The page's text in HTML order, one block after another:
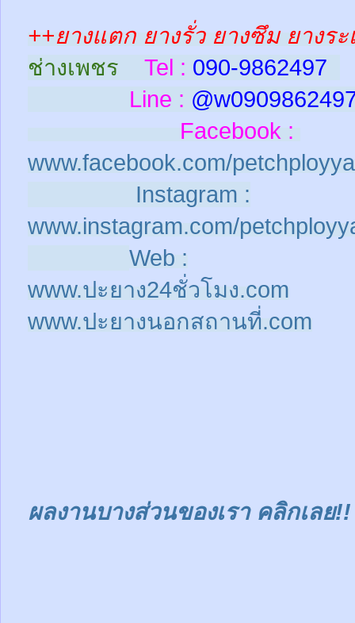
++ยางแตก ยางรั่ว ยางซึม ยางร
ช่างเพชร
Tel : 090-9862497
Line :
Facebook :
www.facebook.com/
Instagram :
www.instagram.com/
Web :
www.ปะยาง24ชั่วโมง.com
www.ปะยางนอกสถานที่.com
ผลงานบางส่วนของเรา คลิกเลย!!